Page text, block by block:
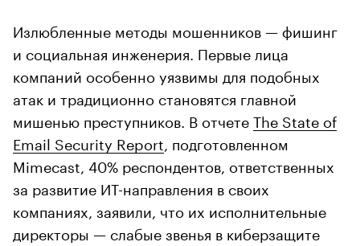
Излюбленные методы мошенников — фишинг
и социальная инженерия. Первые лица
компаний особенно уязвимы для подобных
атак и традиционно становятся главной
мишенью преступников. В отчетеThe State of
Email Security Report , подготовленном
Mimecast, 40% респондентов, ответственных
за развитие ИТ-направления в своих
компаниях, заявили, что их исполнительные
директоры — слабые звенья в киберзащите